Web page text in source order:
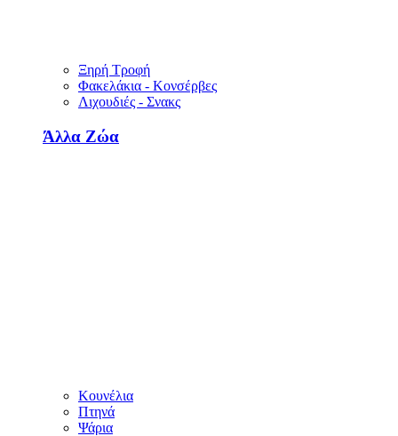
Ξηρή Τροφή
Φακελάκια - Κονσέρβες
Λιχουδιές - Σνακς
Άλλα Ζώα
Κουνέλια
Πτηνά
Ψάρια